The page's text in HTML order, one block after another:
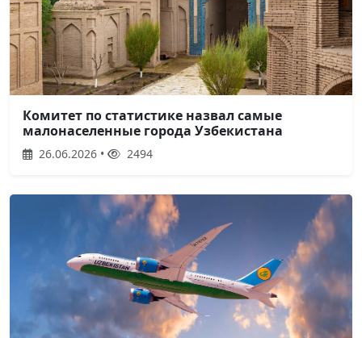
Комитет по статистике назвал самые
малонаселенные города Узбекистана
26.06.2026 • 2494